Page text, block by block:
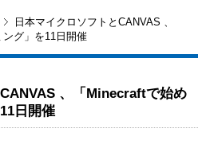
日本マイクロソフトとCANVAS 、
ング」を11日開催
、「Minecraftで始め
日開催